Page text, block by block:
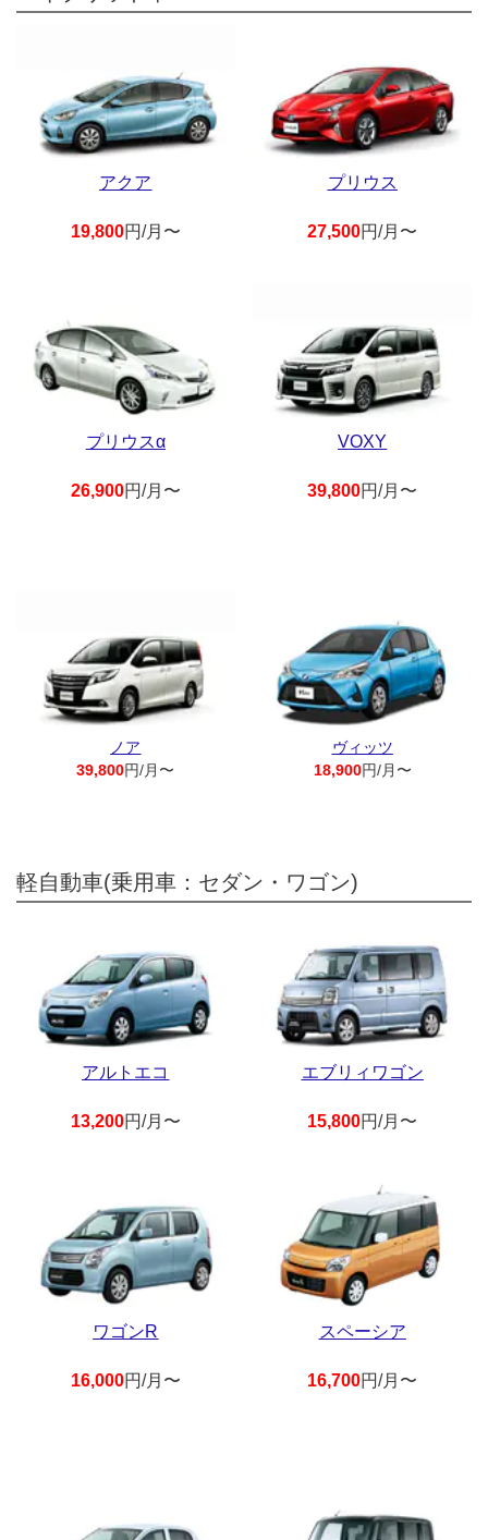
アクア
19,800円/月〜
プリウス
27,500円/月〜
プリウスα
26,900円/月〜
VOXY
39,800円/月〜
ノア
39,800円/月〜
ヴィッツ
18,900円/月〜
軽自動車(乗用車：セダン・ワゴン)
アルトエコ
13,200円/月〜
エブリィワゴン
15,800円/月〜
ワゴンR
16,000円/月〜
スペーシア
16,700円/月〜